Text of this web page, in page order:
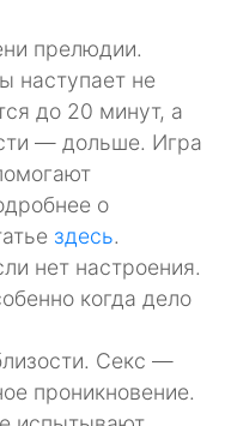
прелюдии.
наступает не
до 20 минут, а
— дольше. Игра
о
здесь.
нет настроения.
когда дело
Секс —
проникновение.